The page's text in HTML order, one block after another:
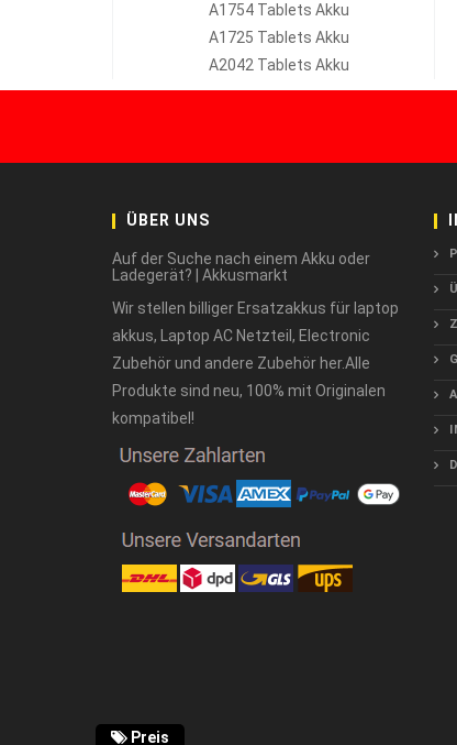
A1754 Tablets Akku
A1725 Tablets Akku
A2042 Tablets Akku
ÜBER UNS
Auf der Suche nach einem Akku oder
Ladegerät? | Akkusmarkt
Wir stellen billiger Ersatzakkus für laptop
akkus, Laptop AC Netzteil, Electronic
Zubehör und andere Zubehör her.Alle
Produkte sind neu, 100% mit Originalen
kompatibel!
Preis